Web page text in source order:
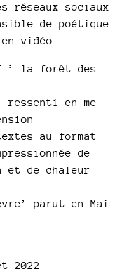
réseaux sociaux
de poétique
vidéo
’ la forêt des
ressenti en me
au format
de
et de chaleur
parut en Mai
2022